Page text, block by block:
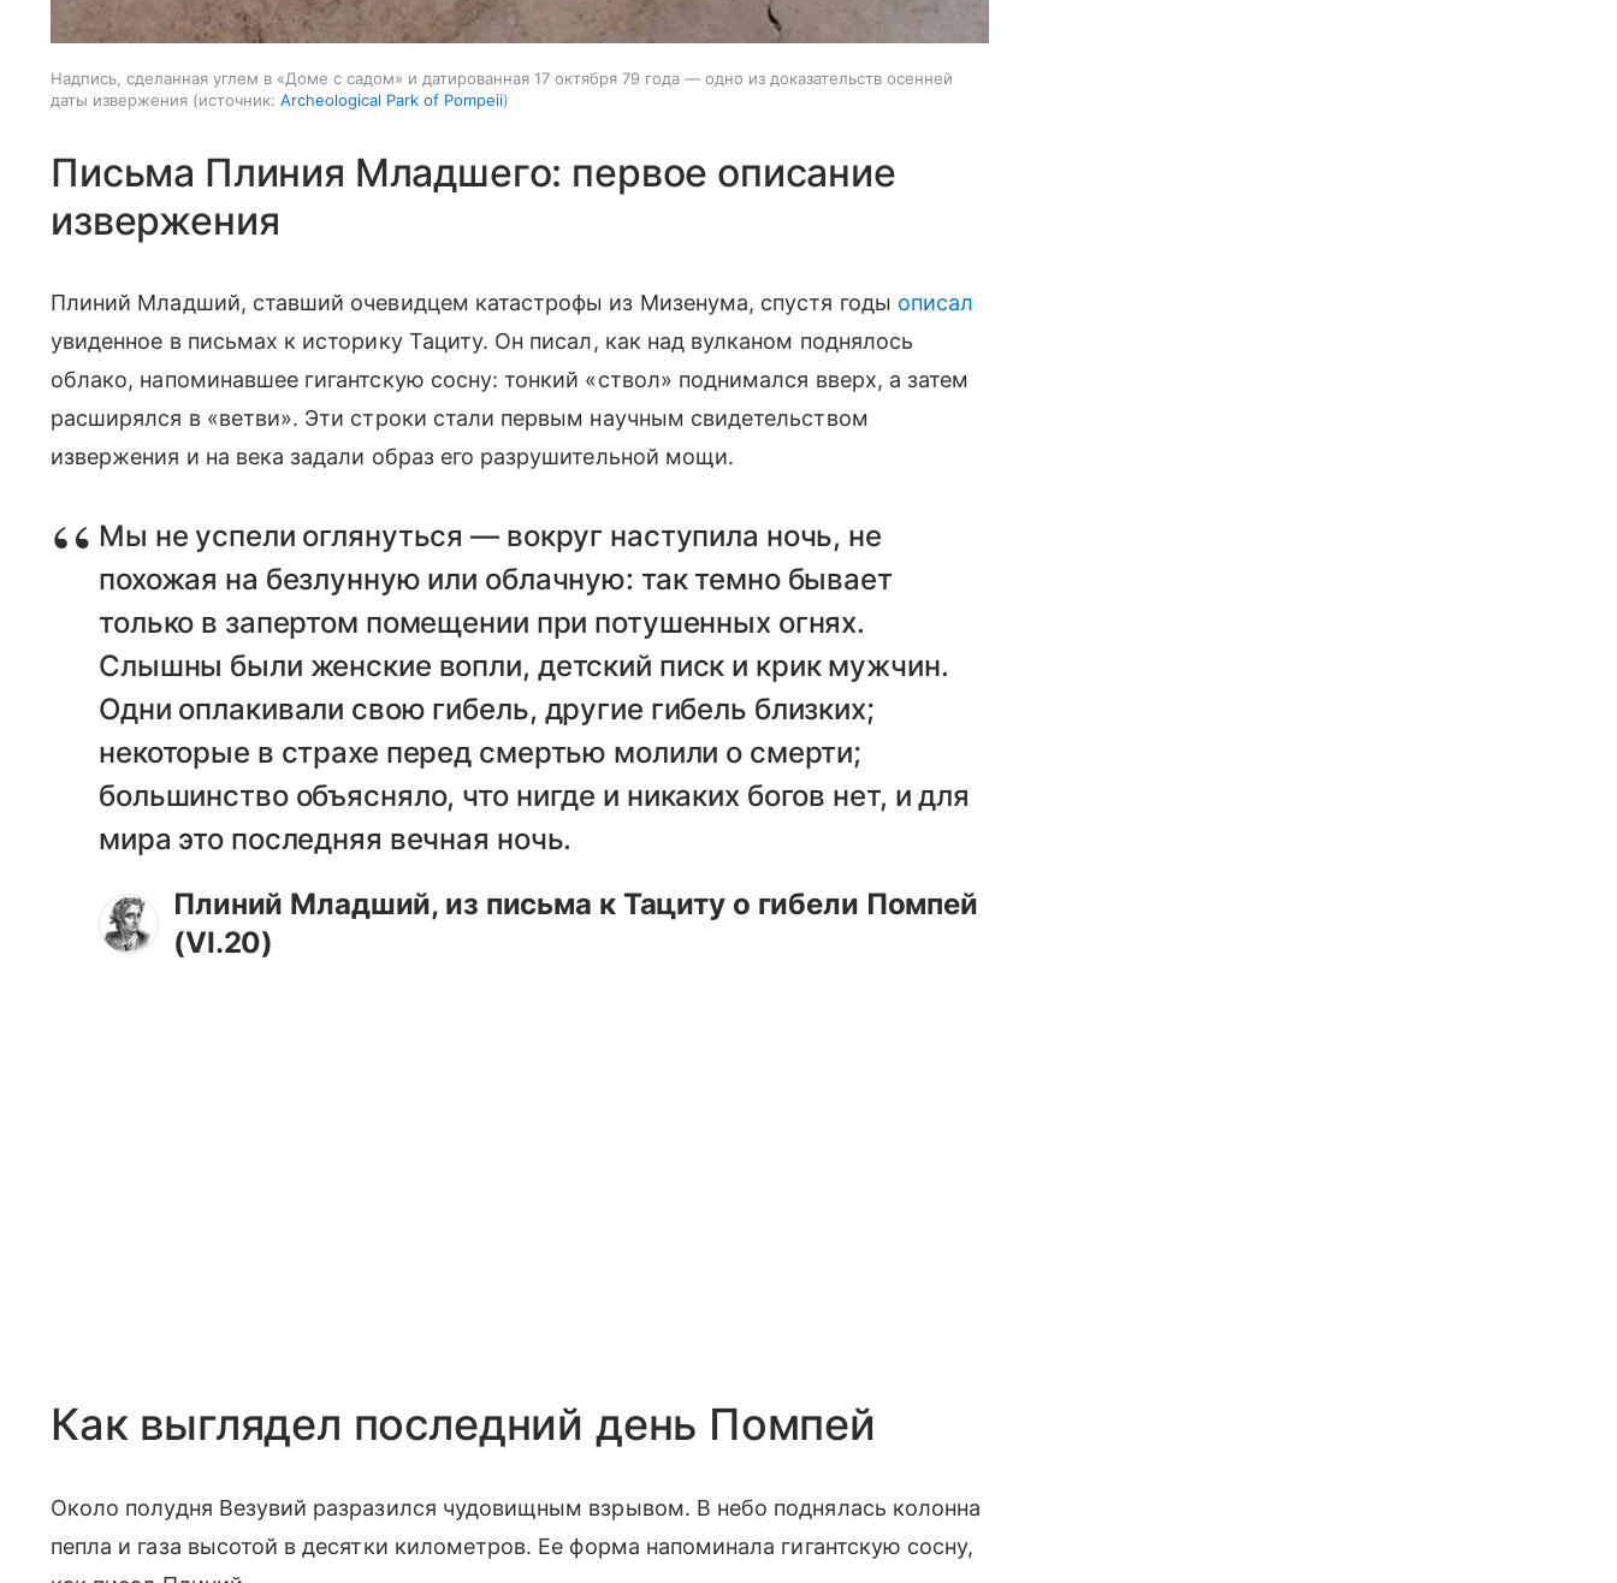
Надпись, сделанная углем в «Доме с садом» и датированная 17 октября 79 года — одно из доказательств осенней
даты извержения
источник: Archeological Park of Pompeii
Письма Плиния Младшего: первое описание
извержения
Плиний Младший, ставший очевидцем катастрофы из Мизенума, спустя годы описал
увиденное в письмах к историку Тациту. Он писал, как над вулканом поднялось
облако, напоминавшее гигантскую сосну: тонкий «ствол» поднимался вверх, а затем
расширялся в «ветви». Эти строки стали первым научным свидетельством
извержения и на века задали образ его разрушительной мощи.
Мы не успели оглянуться — вокруг наступила ночь, не
похожая на безлунную или облачную: так темно бывает
только в запертом помещении при потушенных огнях.
Слышны были женские вопли, детский писк и крик мужчин.
Одни оплакивали свою гибель, другие гибель близких;
некоторые в страхе перед смертью молили о смерти;
большинство объясняло, что нигде и никаких богов нет, и для
мира это последняя вечная ночь.
Плиний Младший, из письма к Тациту о гибели Помпей
(VI.20)
Как выглядел последний день Помпей
Около полудня Везувий разразился чудовищным взрывом. В небо поднялась колонна
пепла и газа высотой в десятки километров. Ее форма напоминала гигантскую сосну,